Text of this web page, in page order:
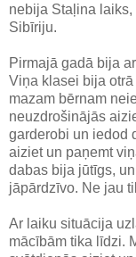
nebija Staļina
Sibīriju.
Pirmajā gadā bija
Viņa klasei bija
mazam bērnam
neuzdrošinājās
garderobi un iedod
aiziet un paņemt
dabas bija jūtīgs,
jāpārdzīvo. Ne jau
Ar laiku situācija
mācībām tika līdzi.